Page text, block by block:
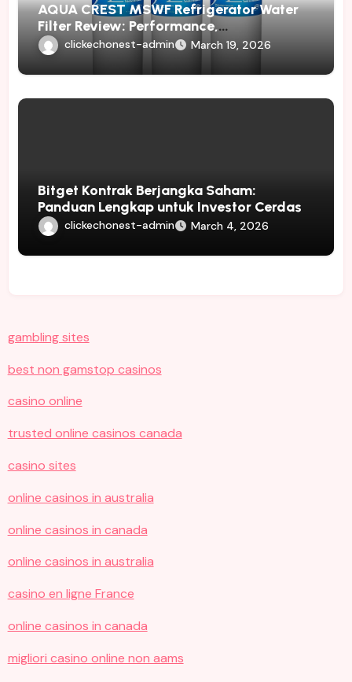
AQUA CREST MSWF Refrigerator Water
Filter Review: Performance,
Compatibility, and Value
clickechonest-admin March 19, 2026
Bitget Kontrak Berjangka Saham:
Panduan Lengkap untuk Investor Cerdas
clickechonest-admin March 4, 2026
gambling sites
best non gamstop casinos
casino online
trusted online casinos canada
casino sites
online casinos in australia
online casinos in canada
online casinos in australia
casino en ligne France
online casinos in canada
migliori casino online non aams